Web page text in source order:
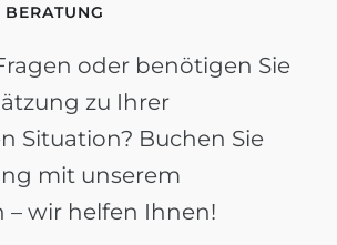
oder benötigen Sie
zu Ihrer
Situation? Buchen Sie
mit unserem
– wir helfen Ihnen!